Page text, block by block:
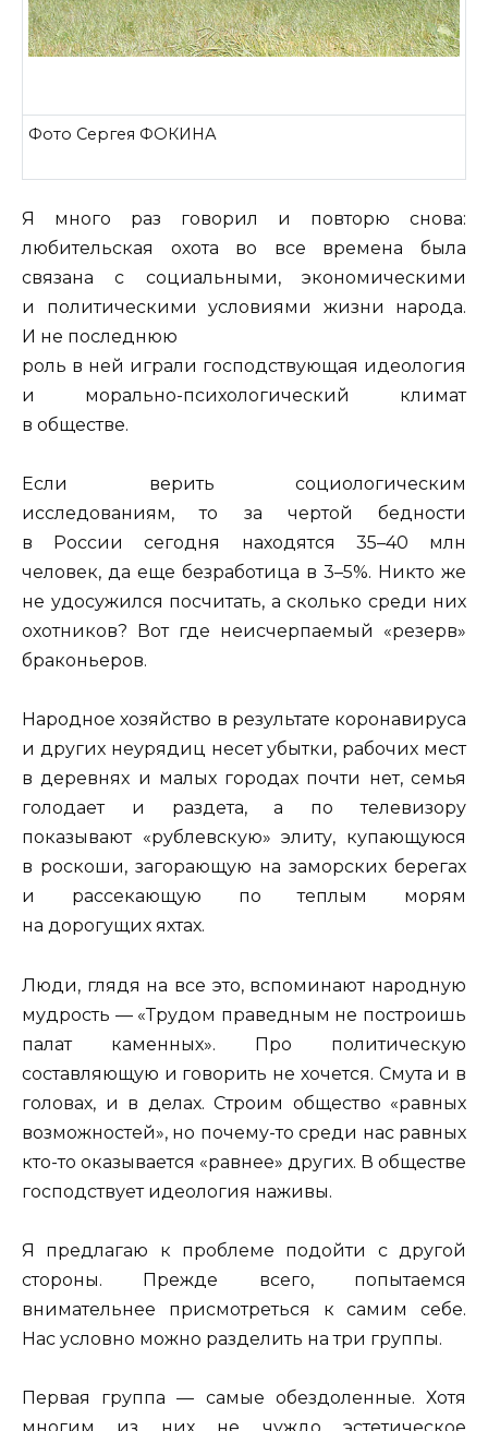
Фото Сергея ФОКИНА
Я много раз говорил и повторю снова:
любительская охота во все времена была
связана с социальными, экономическими
и политическими условиями жизни народа.
И не последнюю
роль в ней играли господствующая идеология
и морально-психологический климат
в обществе.
Если верить социологическим
исследованиям, то за чертой бедности
в России сегодня находятся 35–40 млн
человек, да еще безработица в 3–5%. Никто же
не удосужился посчитать, а сколько среди них
охотников? Вот где неисчерпаемый «резерв»
браконьеров.
Народное хозяйство в результате коронавируса
и других неурядиц несет убытки, рабочих мест
в деревнях и малых городах почти нет, семья
голодает и раздета, а по телевизору
показывают «рублевскую» элиту, купающуюся
в роскоши, загорающую на заморских берегах
и рассекающую по теплым морям
на дорогущих яхтах.
Люди, глядя на все это, вспоминают народную
мудрость — «Трудом праведным не построишь
палат каменных». Про политическую
составляющую и говорить не хочется. Смута и в
головах, и в делах. Строим общество «равных
возможностей», но почему-то среди нас равных
кто-то оказывается «равнее» других. В обществе
господствует идеология наживы.
Я предлагаю к проблеме подойти с другой
стороны. Прежде всего, попытаемся
внимательнее присмотреться к самим себе.
Нас условно можно разделить на три группы.
Первая группа — самые обездоленные. Хотя